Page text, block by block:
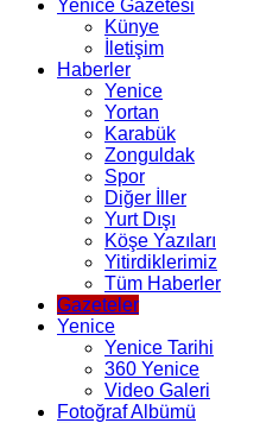
Yenice Gazetesi
Künye
İletişim
Haberler
Yenice
Yortan
Karabük
Zonguldak
Spor
Diğer İller
Yurt Dışı
Köşe Yazıları
Yitirdiklerimiz
Tüm Haberler
Gazeteler
Yenice
Yenice Tarihi
360 Yenice
Video Galeri
Fotoğraf Albümü